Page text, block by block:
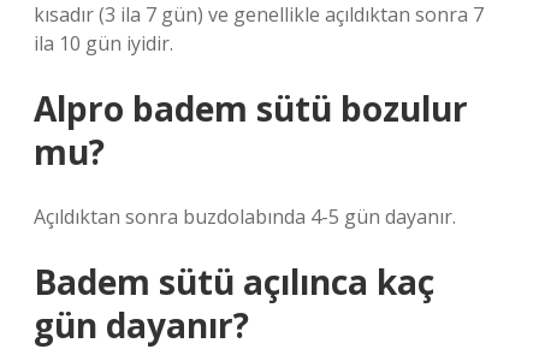
kısadır (3 ila 7 gün) ve genellikle açıldıktan sonra 7
ila 10 gün iyidir.
Alpro badem sütü bozulur
mu?
Açıldıktan sonra buzdolabında 4-5 gün dayanır.
Badem sütü açılınca kaç
gün dayanır?